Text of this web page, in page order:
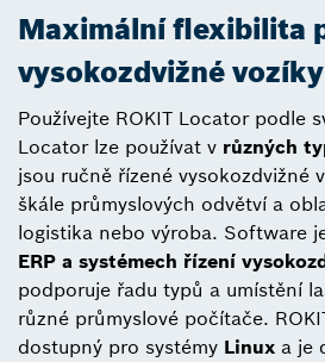
Maximální flexibilita
vysokozdvižné vozíky
Používejte ROKIT Locator podle
Locator lze používat v různých
jsou ručně řízené vysokozdvižné
škále průmyslových odvětví a
logistika nebo výroba. Software
ERP a systémech řízení
podporuje řadu typů a umístění
různé průmyslové počítače.
dostupný pro systémy Linux a je